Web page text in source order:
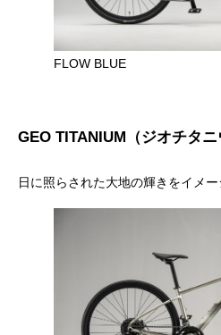
FLOW BLUE
GEO TITANIUM（ジオチタニ
日に照らされた大地の輝きをイメ